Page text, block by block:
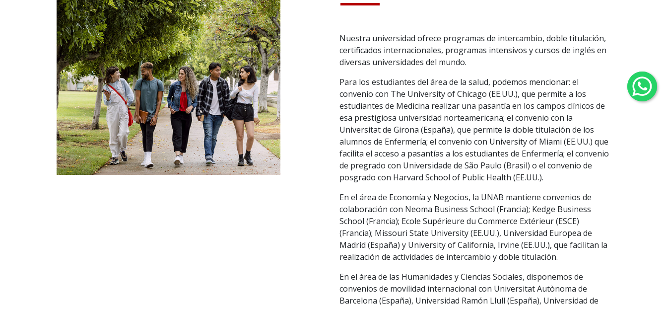
Nuestra universidad ofrece programas de intercambio, doble titulación,
certificados internacionales, programas intensivos y cursos de inglés en
diversas universidades del mundo.
Para los estudiantes del área de la salud, podemos mencionar: el
convenio con The University of Chicago (EE.UU.), que permite a los
estudiantes de Medicina realizar una pasantía en los campos clínicos de
esa prestigiosa universidad norteamericana; el convenio con la
Universitat de Girona (España), que permite la doble titulación de los
alumnos de Enfermería; el convenio con University of Miami (EE.UU.) que
facilita el acceso a pasantías a los estudiantes de Enfermería; el convenio
de pregrado con Universidade de São Paulo (Brasil) o el convenio de
posgrado con Harvard School of Public Health (EE.UU.).
En el área de Economía y Negocios, la UNAB mantiene convenios de
colaboración con Neoma Business School (Francia); Kedge Business
School (Francia); Ecole Supérieure du Commerce Extérieur (ESCE)
(Francia); Missouri State University (EE.UU.), Universidad Europea de
Madrid (España) y University of California, Irvine (EE.UU.), que facilitan la
realización de actividades de intercambio y doble titulación.
En el área de las Humanidades y Ciencias Sociales, disponemos de
convenios de movilidad internacional con Universitat Autònoma de
Barcelona (España), Universidad Ramón Llull (España), Universidad de